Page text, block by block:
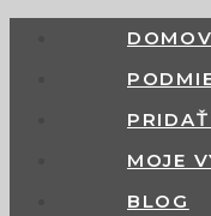
DOMOV
MOJE
BLOG